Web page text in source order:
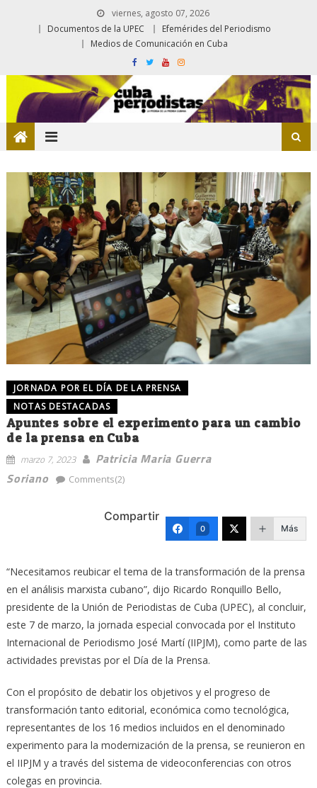
viernes, agosto 07, 2026
Documentos de la UPEC
Efemérides del Periodismo
Medios de Comunicación en Cuba
JORNADA POR EL DÍA DE LA PRENSA
NOTAS DESTACADAS
Apuntes sobre el experimento para un cambio
de la prensa en Cuba
marzo 7, 2023
Patricia Maria Guerra
Soriano
Comments(2)
Compartir
0 Más
“Necesitamos reubicar el tema de la transformación de la prensa
en el análisis marxista cubano”, dijo Ricardo Ronquillo Bello,
presidente de la Unión de Periodistas de Cuba (UPEC), al concluir,
este 7 de marzo, la jornada especial convocada por el Instituto
Internacional de Periodismo José Martí (IIPJM), como parte de las
actividades previstas por el Día de la Prensa.
Con el propósito de debatir los objetivos y el progreso de
transformación tanto editorial, económica como tecnológica,
representantes de los 16 medios incluidos en el denominado
experimento para la modernización de la prensa, se reunieron en
el IIPJM y a través del sistema de videoconferencias con otros
colegas en provincia.